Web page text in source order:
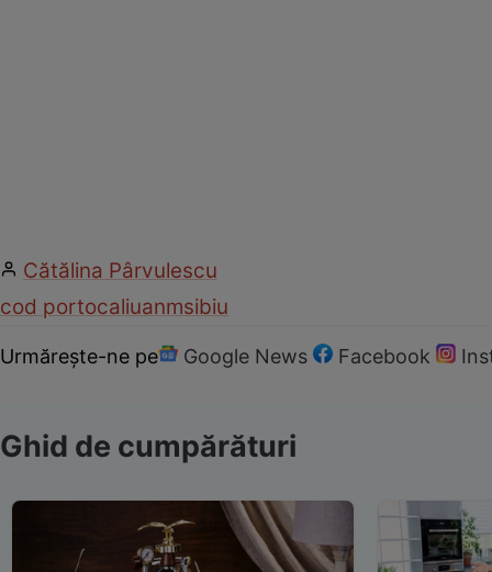
Cătălina Pârvulescu
cod portocaliuanmsibiu
Urmărește-ne pe Google News Facebook
Ghid de cumpărături